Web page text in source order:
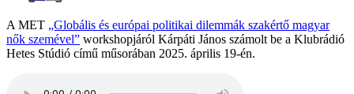
A MET „Globális és európai politikai dilemmák szakértő magyar
nők szemével” workshopjáról Kárpáti János számolt be a Klubrádió
Hetes Stúdió című műsorában 2025. április 19-én.